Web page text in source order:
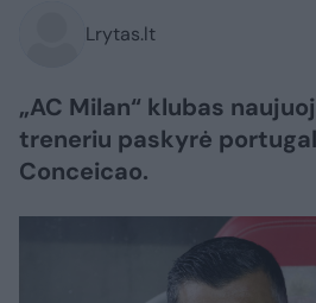
Lrytas.lt
„AC Milan“ klubas
treneriu paskyrė
Conceicao.